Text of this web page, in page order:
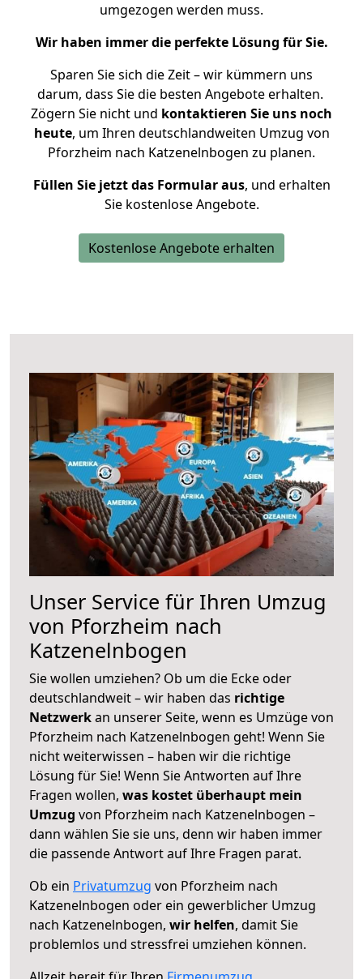
umgezogen werden muss.
Wir haben immer die perfekte Lösung für Sie.
Sparen Sie sich die Zeit – wir kümmern uns
darum, dass Sie die besten Angebote erhalten.
Zögern Sie nicht und kontaktieren Sie uns noch
heute, um Ihren deutschlandweiten Umzug von
Pforzheim nach Katzenelnbogen zu planen.
Füllen Sie jetzt das Formular aus, und erhalten
Sie kostenlose Angebote.
Kostenlose Angebote erhalten
Unser Service für Ihren Umzug
von Pforzheim nach
Katzenelnbogen
Sie wollen umziehen? Ob um die Ecke oder
deutschlandweit – wir haben das richtige
Netzwerkan unserer Seite, wenn es Umzüge von
Pforzheim nach Katzenelnbogen geht! Wenn Sie
nicht weiterwissen – haben wir die richtige
Lösung für Sie! Wenn Sie Antworten auf Ihre
Fragen wollen, was kostet überhaupt mein
Umzug von Pforzheim nach Katzenelnbogen –
dann wählen Sie sie uns, denn wir haben immer
die passende Antwort auf Ihre Fragen parat.
Ob ein Privatumzug von Pforzheim nach
Katzenelnbogen oder ein gewerblicher Umzug
nach Katzenelnbogen, wir helfen, damit Sie
problemlos und stressfrei umziehen können.